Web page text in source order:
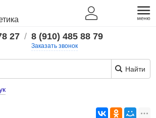
27 / 8 (910) 485 88 79
Заказать звонок
Найти